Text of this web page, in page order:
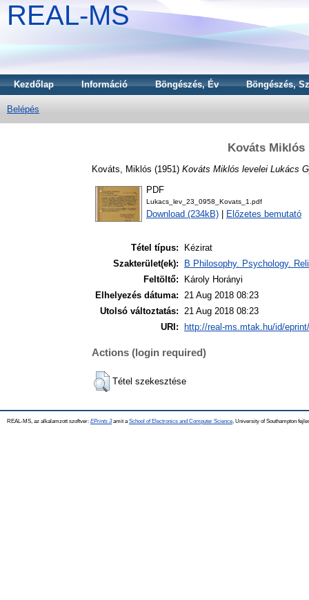
REAL-MS
Kezdőlap Információ Böngészés, Év Böngészés,
Belépés
Kováts Miklós
Kováts, Miklós (1951) Kováts Miklós levelei Lukács
PDF
Lukacs_lev_23_0958_Kovats_1.pdf
Download (234kB) Előzetes bemutató
Tétel típus:
Kézirat
Szakterület(ek):
B Philosophy. Psychology.
Feltöltő:
Károly Horányi
Elhelyezés dátuma: 21 Aug 2018 08:23
Utolsó változtatás: 21 Aug 2018 08:23
URI:
http://real-ms.mtak.hu/id/
Actions (login required)
Tétel szekesztése
REAL-MS, az alkalamzott szoftver: EPrints 3amit a School of Electronics and Computer Science , University of Southampton